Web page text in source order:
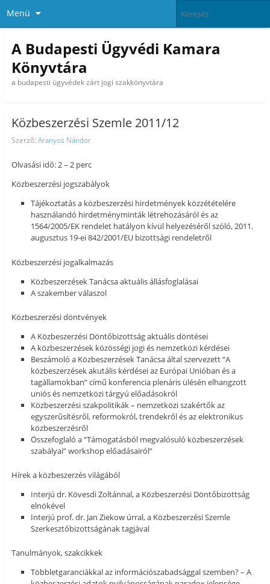
Menü
A Budapesti Ügyvédi Kamara
Könyvtára
a budapesti ügyvédek zárt jogi szakkönyvtára
Közbeszerzési Szemle 2011/12
Szerző: Aranyos Nándor
Olvasási idő: 2 – 2 perc
Közbeszerzési jogszabályok
Tájékoztatás a közbeszerzési hirdetmények közzétételére
használandó hirdetményminták létrehozásáról és az
1564/2005/EK rendelet hatályon kívül helyezéséről szóló, 2011.
augusztus 19-ei 842/2001/EU bizottsági rendeletről
Közbeszerzési jogalkalmazás
Közbeszerzések Tanácsa aktuális állásfoglalásai
A szakember válaszol
Közbeszerzési döntvények
A Közbeszerzési Döntőbizottság aktuális döntései
A közbeszerzések közösségi jogi és nemzetközi kérdései
Beszámoló a Közbeszerzések Tanácsa által szervezett “A
közbeszerzések akutális kérdései az Európai Unióban és a
tagállamokban” című konferencia plenáris ülésén elhangzott
uniós és nemzetközi tárgyú előadásokról
Közbeszerzési szakpolitikák – nemzetközi szakértők az
egyszerűsítésről, reformokról, trendekről és az elektronikus
közbeszerzésről
Összefoglaló a “Támogatásból megvalósuló közbeszerzések
szabályai” workshop előadásairól”
Hírek a közbeszerzés világából
Interjú dr. Kövesdi Zoltánnal, a Közbeszerzési Döntőbizottság
elnökével
Interjú prof. dr. Jan Ziekow úrral, a Közbeszerzési Szemle
Szerkesztőbizottságának tagjával
Tanulmányok, szakcikkek
Többletgaranciákkal az információszabadsággal szemben? – A